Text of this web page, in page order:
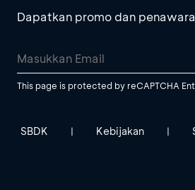
Dapatkan promo dan
This page is protected by reCAPTCHA
SBDK | Kebijakan |